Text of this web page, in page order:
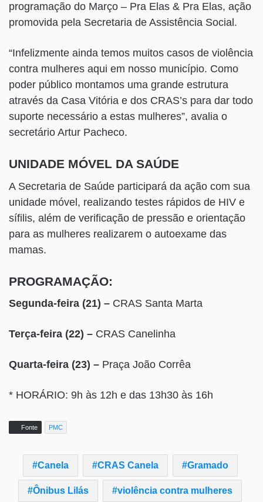
programação do Março – Pra Elas & Pra Elas, ação
promovida pela Secretaria de Assistência Social.
“Infelizmente ainda temos muitos casos de violência
contra mulheres aqui em nosso município. Como
poder público montamos uma grande estrutura
através da Casa Vitória e dos CRAS’s para dar todo
suporte necessário a estas mulheres”, avalia o
secretário Artur Pacheco.
UNIDADE MÓVEL DA SAÚDE
A Secretaria de Saúde participará da ação com sua
unidade móvel, realizando testes rápidos de HIV e
sífilis, além de verificação de pressão e orientação
para as mulheres realizarem o autoexame das
mamas.
PROGRAMAÇÃO:
Segunda-feira (21) – CRAS Santa Marta
Terça-feira (22) – CRAS Canelinha
Quarta-feira (23) – Praça João Corrêa
* HORÁRIO: 9h às 12h e das 13h30 às 16h
Fonte PMC
Canela CRAS Canela Gramado
Ônibus Lilás violência contra mulheres